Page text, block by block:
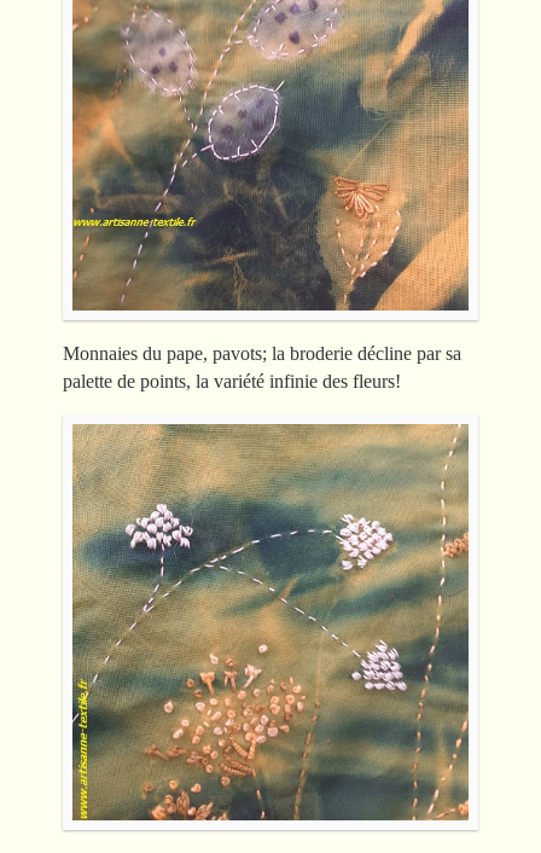
Monnaies du pape, pavots; la broderie décline par sa
palette de points, la variété infinie des fleurs!